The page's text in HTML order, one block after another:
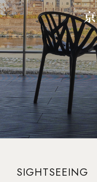
SIGHTSEEING
ご宿泊
葵 HOTEL
お知らせ
アクセス
京都観光
文化体験ツアー
チェックイン
宿泊数
泊
ご
（1